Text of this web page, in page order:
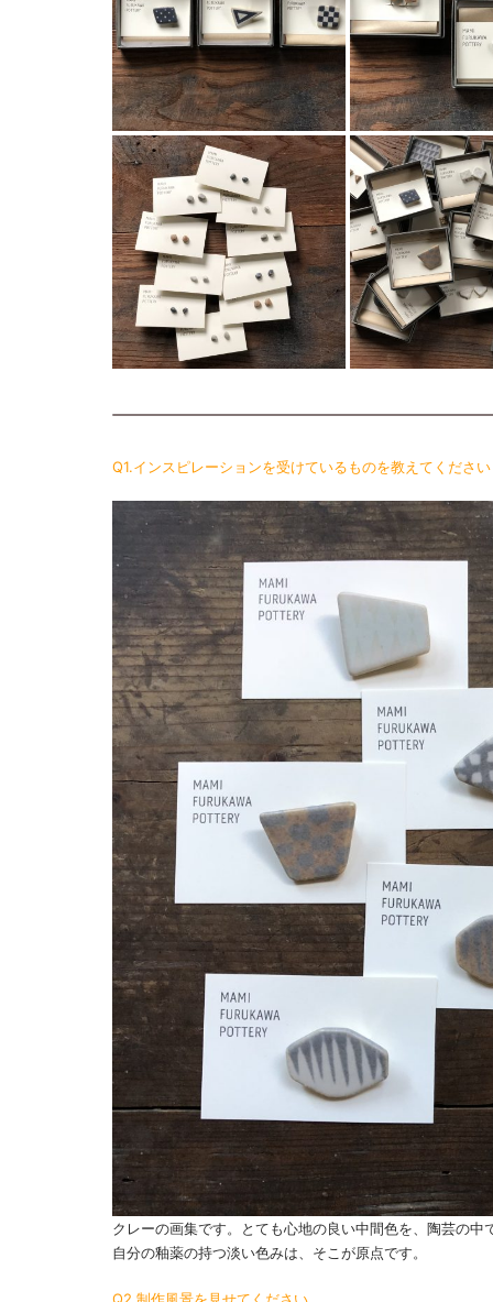
Q1.インスピレーションを受けているものを教えてください
クレーの画集です。とても心地の良い中間色を、陶芸の
自分の釉薬の持つ淡い色みは、そこが原点です。